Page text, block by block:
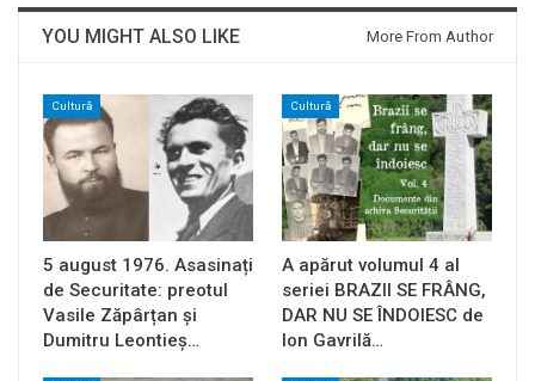
YOU MIGHT ALSO LIKE More From Author
Cultură
5 august 1976. Asasinați
de Securitate: preotul
Vasile Zăpârțan și
Dumitru Leontieș…
Cultură
A apărut volumul 4 al
seriei BRAZII SE FRÂNG,
DAR NU SE ÎNDOIESC de
Ion Gavrilă…